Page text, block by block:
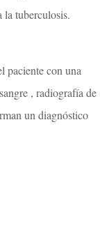
la tuberculosis.
paciente con una
, radiografía de
un diagnóstico